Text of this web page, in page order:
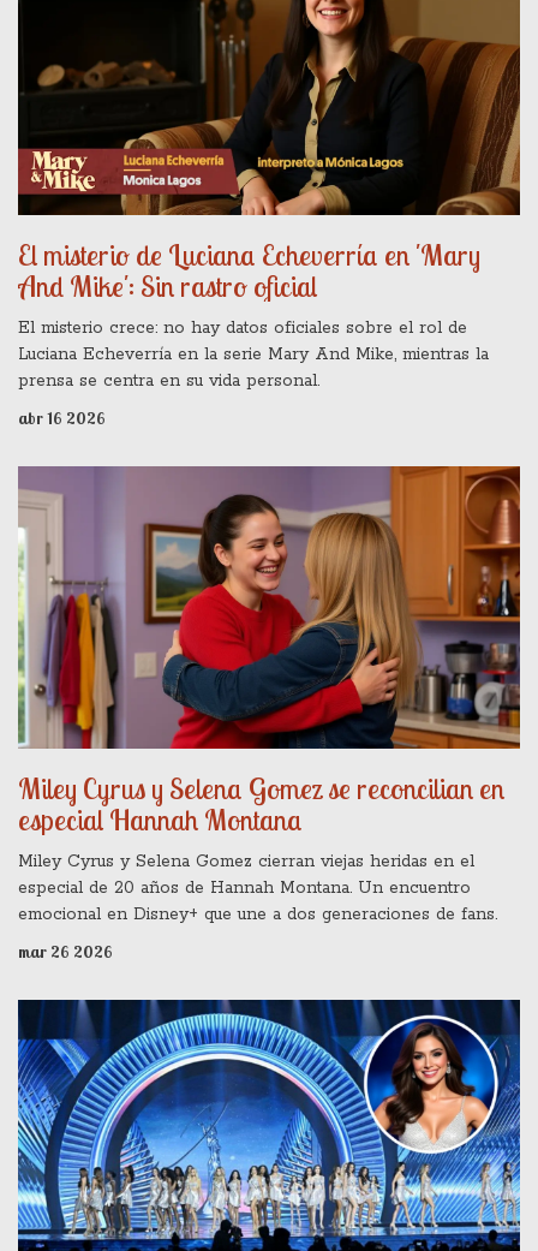
El misterio de Luciana Echeverría en 'Mary
And Mike': Sin rastro oficial
El misterio crece: no hay datos oficiales sobre el rol de
Luciana Echeverría en la serie Mary And Mike, mientras la
prensa se centra en su vida personal.
abr 16 2026
Miley Cyrus y Selena Gomez se reconcilian en
especial Hannah Montana
Miley Cyrus y Selena Gomez cierran viejas heridas en el
especial de 20 años de Hannah Montana. Un encuentro
emocional en Disney+ que une a dos generaciones de fans.
mar 26 2026